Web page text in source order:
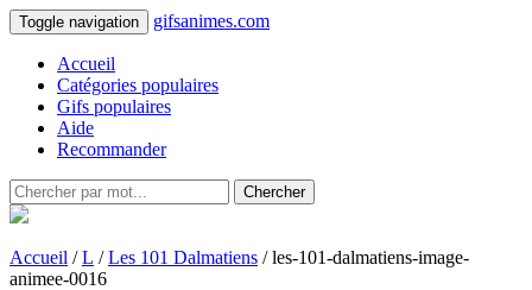
Toggle navigation gifsanimes.com
Accueil
Catégories populaires
Gifs populaires
Aide
Recommander
Chercher
Accueil /L /Les 101 Dalmatiens / les-101-dalmatiens-image-
animee-0016